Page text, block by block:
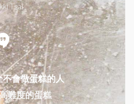
Tsai
會做蛋糕的人
難度的蛋糕